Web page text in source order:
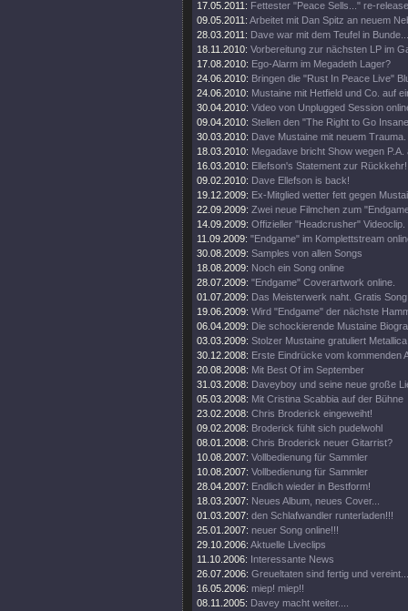
17.05.2011: Fettester "Peace Sells..." re-
09.05.2011: Arbeitet mit Dan Spitz an neuem
28.03.2011: Dave war mit dem Teufel in Bunde...
18.11.2010: Vorbereitung zur nächsten LP im
17.08.2010: Ego-Alarm im Megadeth Lager?
24.06.2010: Bringen die "Rust In Peace Live"
24.06.2010: Mustaine mit Hetfield und Co. auf
30.04.2010: Video von Unplugged Session
09.04.2010: Stellen den "The Right to Go
30.03.2010: Dave Mustaine mit neuem Trauma.
18.03.2010: Megadave bricht Show wegen P.A.
16.03.2010: Ellefson's Statement zur Rückkehr!
09.02.2010: Dave Ellefson is back!
19.12.2009: Ex-Mitglied wetter fett gegen
22.09.2009: Zwei neue Filmchen zum
14.09.2009: Offizieller "Headcrusher" Videoclip.
11.09.2009: "Endgame" im Komplettstream
30.08.2009: Samples von allen Songs
18.08.2009: Noch ein Song online
28.07.2009: "Endgame" Coverartwork online.
01.07.2009: Das Meisterwerk naht. Gratis
19.06.2009: Wird "Endgame" der nächste
06.04.2009: Die schockierende Mustaine
03.03.2009: Stolzer Mustaine gratuliert
30.12.2008: Erste Eindrücke vom kommenden
20.08.2008: Mit Best Of im September
31.03.2008: Daveyboy und seine neue große
05.03.2008: Mit Cristina Scabbia auf der Bühne
23.02.2008: Chris Broderick eingeweiht!
09.02.2008: Broderick fühlt sich pudelwohl
08.01.2008: Chris Broderick neuer Gitarrist?
10.08.2007: Vollbedienung für Sammler
10.08.2007: Vollbedienung für Sammler
28.04.2007: Endlich wieder in Bestform!
18.03.2007: Neues Album, neues Cover...
01.03.2007: den Schlafwandler runterladen!!!
25.01.2007: neuer Song online!!!
29.10.2006: Aktuelle Liveclips
11.10.2006: Interessante News
26.07.2006: Greueltaten sind fertig und vereint...
16.05.2006: miep! miep!!
08.11.2005: Davey macht weiter....